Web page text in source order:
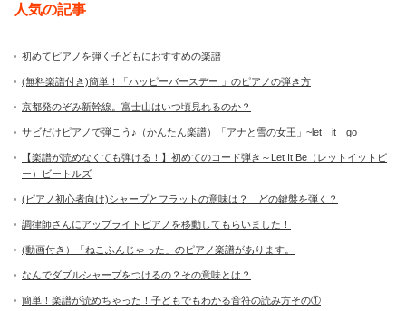
人気の記事
初めてピアノを弾く子どもにおすすめの楽譜
(無料楽譜付き)簡単！「ハッピーバースデー 」のピアノの弾き方
京都発のぞみ新幹線。富士山はいつ頃見れるのか？
サビだけピアノで弾こう♪（かんたん楽譜）「アナと雪の女王」~let it go
【楽譜が読めなくても弾ける！】初めてのコード弾き～Let It Be（レットイットビ
ー）ビートルズ
(ピアノ初心者向け)シャープとフラットの意味は？ どの鍵盤を弾く？
調律師さんにアップライトピアノを移動してもらいました！
(動画付き）「ねこふんじゃった」のピアノ楽譜があります。
なんでダブルシャープをつけるの？その意味とは？
簡単！楽譜が読めちゃった！子どもでもわかる音符の読み方その①